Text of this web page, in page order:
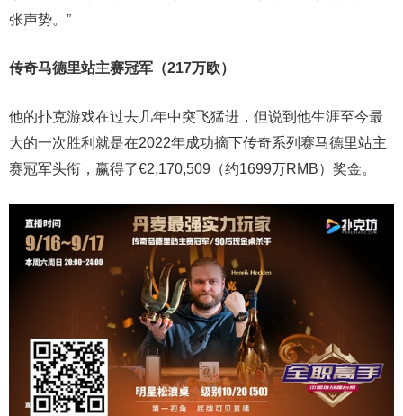
张声势。”
传奇马德里站主赛冠军（217万欧）
他的扑克游戏在过去几年中突飞猛进，但说到他生涯至今最
大的一次胜利就是在2022年成功摘下传奇系列赛马德里站主
赛冠军头衔，赢得了€2,170,509（约1699万RMB）奖金。